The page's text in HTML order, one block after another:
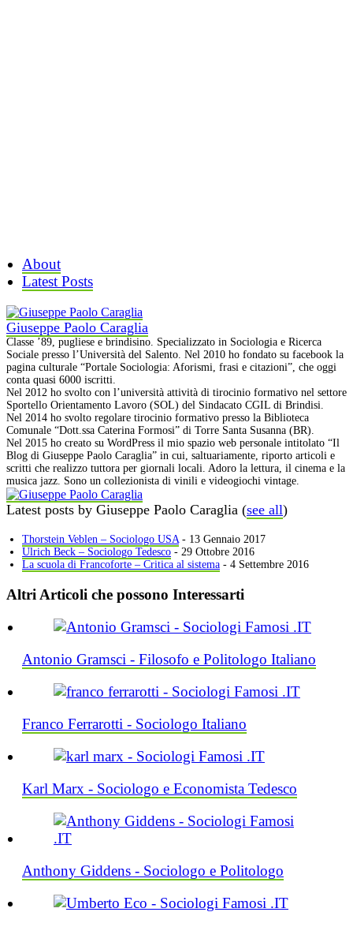
About
Latest Posts
Giuseppe Paolo Caraglia
Classe ’89, pugliese e brindisino. Specializzato in Sociologia e Ricerca
Sociale presso l’Università del Salento. Nel 2010 ho fondato su facebook la
pagina culturale “Portale Sociologia: Aforismi, frasi e citazioni”, che oggi
conta quasi 6000 iscritti.
Nel 2012 ho svolto con l’università attività di tirocinio formativo nel settore
Sportello Orientamento Lavoro (SOL) del Sindacato CGIL di Brindisi.
Nel 2014 ho svolto regolare tirocinio formativo presso la Biblioteca
Comunale “Dott.ssa Caterina Formosi” di Torre Santa Susanna (BR).
Nel 2015 ho creato su WordPress il mio spazio web personale intitolato “Il
Blog di Giuseppe Paolo Caraglia” in cui, saltuariamente, riporto articoli e
scritti che realizzo tuttora per giornali locali. Adoro la lettura, il cinema e la
musica jazz. Sono un collezionista di vinili e videogiochi vintage.
Latest posts by Giuseppe Paolo Caraglia (see all)
Thorstein Veblen – Sociologo USA - 13 Gennaio 2017
Ulrich Beck – Sociologo Tedesco - 29 Ottobre 2016
La scuola di Francoforte – Critica al sistema - 4 Settembre 2016
Altri Articoli che possono Interessarti
Antonio Gramsci - Filosofo e Politologo Italiano
Franco Ferrarotti - Sociologo Italiano
Karl Marx - Sociologo e Economista Tedesco
Anthony Giddens - Sociologo e Politologo